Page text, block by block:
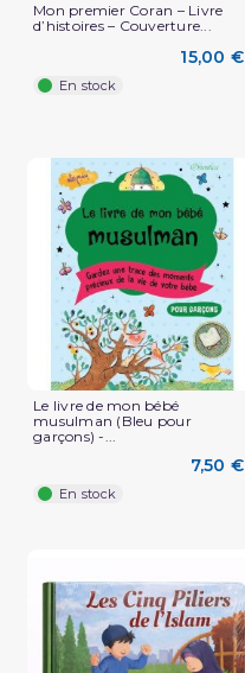
Mon premier Coran – Livre
d’histoires – Couverture...
15,00 €
En stock
Le livre de mon bébé
musulman (Bleu pour
garçons) -...
7,50 €
En stock